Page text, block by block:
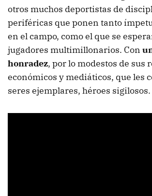
otros muchos deportistas de
periféricas que ponen tanto
en el campo, como el que se
jugadores multimillonarios. Con
honradez, por lo modestos de sus
económicos y mediáticos, que les
seres ejemplares, héroes sigilosos.